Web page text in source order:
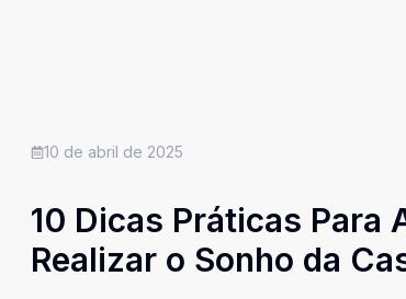
10 de abril de 2025
10 Dicas Práticas Para
Realizar o Sonho da